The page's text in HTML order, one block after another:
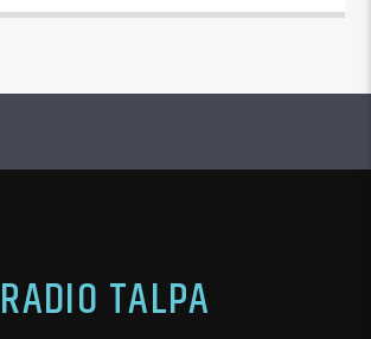
RADIO TALPA